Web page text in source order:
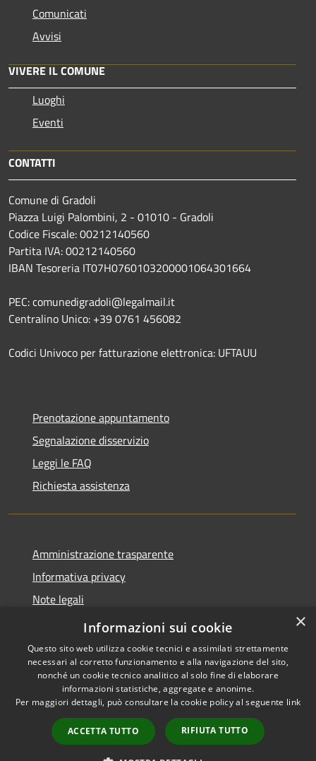
Comunicati
Avvisi
VIVERE IL COMUNE
Luoghi
Eventi
CONTATTI
Comune di Gradoli
Piazza Luigi Palombini, 2 - 01010 - Gradoli
Codice Fiscale: 00212140560
Partita IVA: 00212140560
IBAN Tesoreria IT07H0760103200001064301664
PEC: comunedigradoli@legalmail.it
Centralino Unico: +39 0761 456082
Codici Univoco per fatturazione elettronica: UFTAUU
Prenotazione appuntamento
Segnalazione disservizio
Leggi le FAQ
Richiesta assistenza
Amministrazione trasparente
Informativa privacy
Note legali
Dichiarazione di accessibilità
Accessibilità
Copyright © 2026 • Comune di
Gradoli • Powered by
Municipium•
Accesso
redazione
×
Informazioni sui cookie
Questo sito web utilizza cookie tecnici e assimilati strettamente
necessari al corretto funzionamento e alla navigazione del sito,
nonché un cookie tecnico analitico al solo fine di elaborare
informazioni statistiche, aggregate e anonime.
Per maggiori dettagli, può consultare la cookie policy al seguente link
ACCETTA TUTTO RIFIUTA TUTTO